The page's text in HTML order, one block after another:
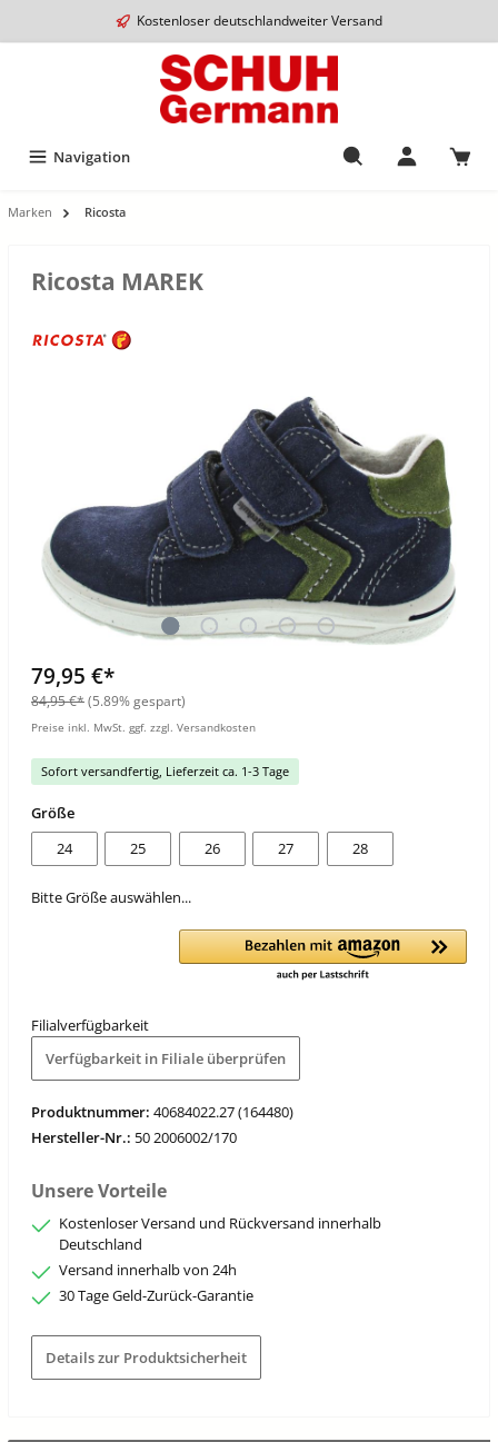
Kostenloser deutschlandweiter Versand
Navigation
Marken Ricosta
Ricosta MAREK
79,95 €*
84,95 €*(5.89% gespart)
Preise inkl. MwSt. ggf. zzgl. Versandkosten
Sofort versandfertig, Lieferzeit ca. 1-3 Tage
Größe
24
25 26 27 28
Bitte Größe auswählen...
Filialverfügbarkeit
Verfügbarkeit in Filiale überprüfen
Produktnummer: 40684022.27 (164480)
Hersteller-Nr.: 50 2006002/170
Unsere Vorteile
Kostenloser Versand und Rückversand innerhalb
Deutschland
Versand innerhalb von 24h
30 Tage Geld-Zurück-Garantie
Details zur Produktsicherheit